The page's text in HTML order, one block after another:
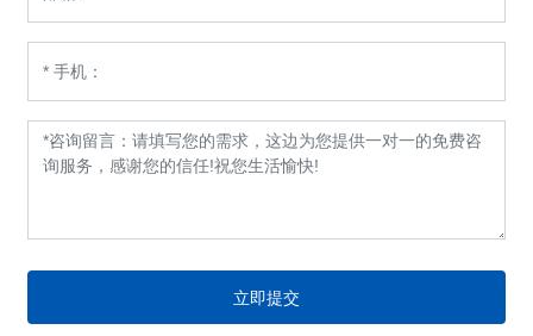
立即提交